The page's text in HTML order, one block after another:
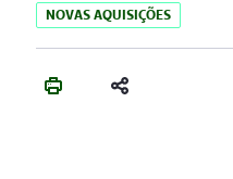
NOVAS AQUISIÇÕES